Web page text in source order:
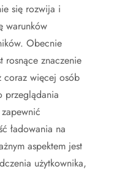
się rozwija i
warunków
Obecnie
rosnące znaczenie
więcej osób
przeglądania
ładowania na
aspektem jest
użytkownika,